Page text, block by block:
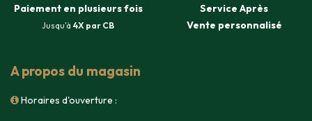
Paiement en plusieurs fois
Jusqu'à 4X par CB
Service Après
Vente personnalisé
A propos du magasin
Horaires d'ouverture :